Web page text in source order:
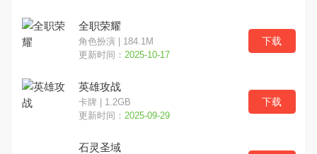
全职荣耀
角色扮演 | 184.1M
更新时间： 2025-10-17
下载
英雄攻战
卡牌 | 1.2GB
更新时间： 2025-09-29
下载
石灵圣域